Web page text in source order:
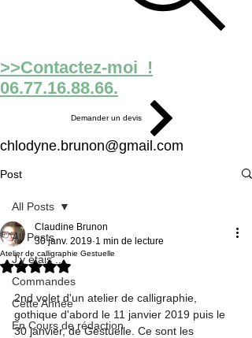
>>Contactez-moi !
06.77.16.88.66.
Demander un devis
chlodyne.brunon@gmail.com
Post
All Posts
J'y étais ...
Commandes
Cette Année
En Cours de rédaction
All Posts
Atelier de calligraphie Gestuelle
Claudine Brunon
30 janv. 2019 1 min de lecture
Noté NaN étoiles sur 5.
2nd volet d'un atelier de calligraphie,
gothique d'abord le 11 janvier 2019 puis le
30 janvier, de Gestuelle. Ce sont les